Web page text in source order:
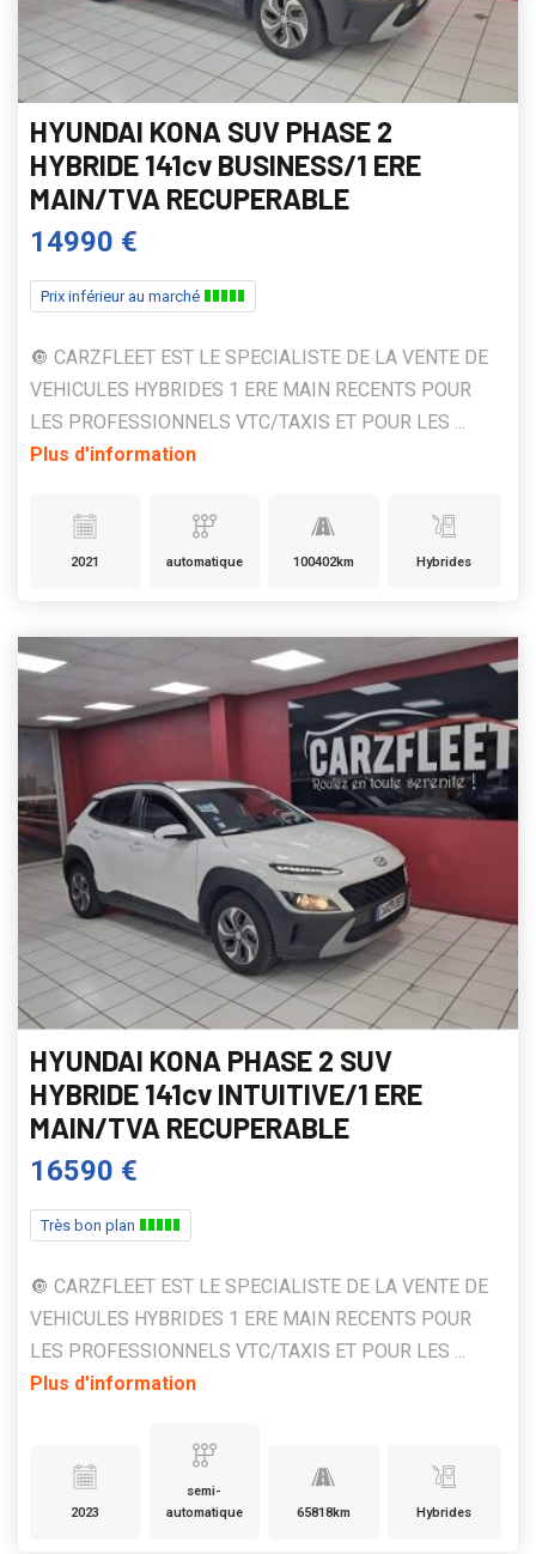
HYUNDAI KONA SUV PHASE 2
HYBRIDE 141cv BUSINESS/1 ERE
MAIN/TVA RECUPERABLE
14990 €
Prix inférieur au marché
🔘 CARZFLEET EST LE SPECIALISTE DE LA VENTE DE
VEHICULES HYBRIDES 1 ERE MAIN RECENTS POUR
LES PROFESSIONNELS VTC/TAXIS ET POUR LES ...
Plus d'information
2021 automatique 100402km Hybrides
HYUNDAI KONA PHASE 2 SUV
HYBRIDE 141cv INTUITIVE/1 ERE
MAIN/TVA RECUPERABLE
16590 €
Très bon plan
🔘 CARZFLEET EST LE SPECIALISTE DE LA VENTE DE
VEHICULES HYBRIDES 1 ERE MAIN RECENTS POUR
LES PROFESSIONNELS VTC/TAXIS ET POUR LES ...
Plus d'information
2023
semi-
automatique
65818km Hybrides